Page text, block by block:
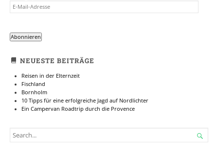
E-
MAIL-
Abonnieren
NEUESTE BEITRÄGE
Reisen in der Elternzeit
Fischland
Bornholm
10 Tipps für eine erfolgreiche Jagd auf Nordlichter
Ein Campervan Roadtrip durch die Provence
SEARCH
FOR...
